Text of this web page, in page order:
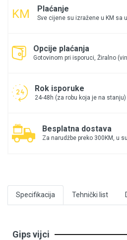
Plaćanje
Sve cijene su izražene u KM sa
Opcije plaćanja
Gotovinom pri isporuci, Žiralno
Rok isporuke
24-48h (za robu koja je na stanju)
Besplatna dostava
Za narudžbe preko 300KM, u
Specifikacija Tehnički list
Gips vijci